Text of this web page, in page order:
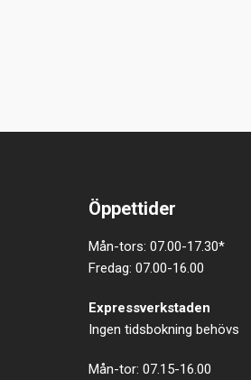
Öppettider
Mån-tors: 07.00-17.30*
Fredag: 07.00-16.00
Expressverkstaden
Ingen tidsbokning behövs
Mån-tor: 07.15-16.00